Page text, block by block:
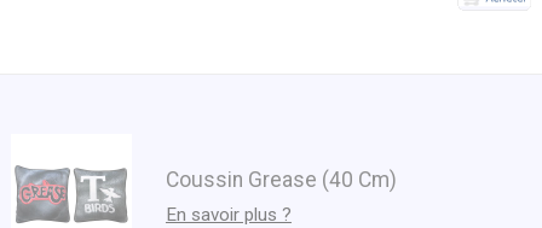
Coussin Grease (40 Cm)
En savoir plus ?